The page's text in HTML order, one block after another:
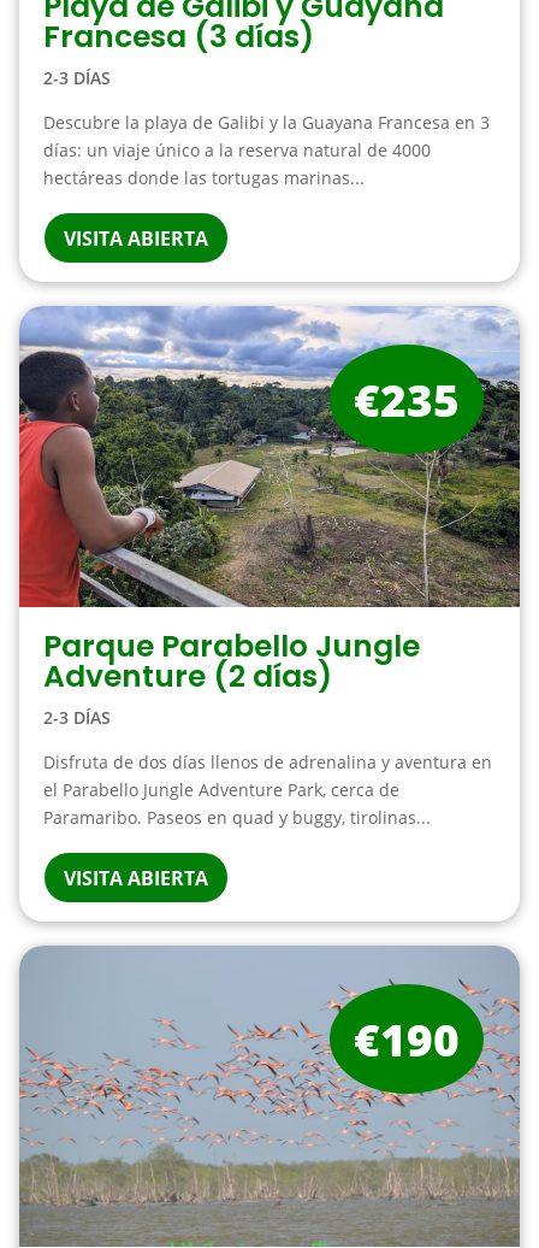
Francesa (3 días)
2-3 DÍAS
Descubre la playa de Galibi y la Guayana Francesa en 3
días: un viaje único a la reserva natural de 4000
hectáreas donde las tortugas marinas...
VISITA ABIERTA
Parque Parabello Jungle
Adventure (2 días)
2-3 DÍAS
Disfruta de dos días llenos de adrenalina y aventura en
el Parabello Jungle Adventure Park, cerca de
Paramaribo. Paseos en quad y buggy, tirolinas...
VISITA ABIERTA
€235
€190